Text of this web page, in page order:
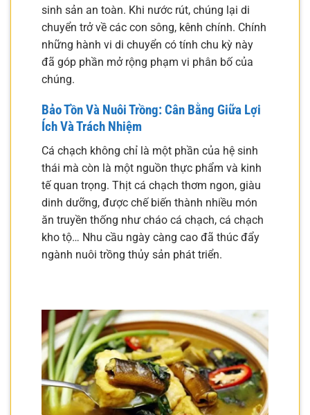
sinh sản an toàn. Khi nước rút, chúng lại di
chuyển trở về các con sông, kênh chính. Chính
những hành vi di chuyển có tính chu kỳ này
đã góp phần mở rộng phạm vi phân bố của
chúng.
Bảo Tồn Và Nuôi Trồng: Cân Bằng Giữa Lợi
Ích Và Trách Nhiệm
Cá chạch không chỉ là một phần của hệ sinh
thái mà còn là một nguồn thực phẩm và kinh
tế quan trọng. Thịt cá chạch thơm ngon, giàu
dinh dưỡng, được chế biến thành nhiều món
ăn truyền thống như cháo cá chạch, cá chạch
kho tộ… Nhu cầu ngày càng cao đã thúc đẩy
ngành nuôi trồng thủy sản phát triển.